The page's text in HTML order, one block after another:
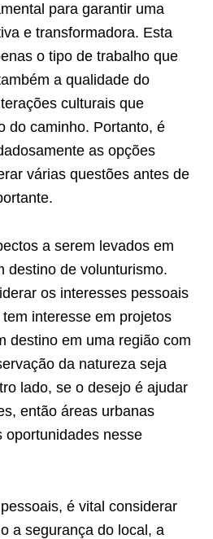
para garantir uma
e transformadora. Esta
o tipo de trabalho que
a qualidade do
culturais que
do caminho. Portanto, é
as opções
várias questões antes de
a serem levados em
destino de volunturismo.
os interesses pessoais
interesse em projetos
destino em uma região com
da natureza seja
lado, se o desejo é ajudar
então áreas urbanas
oportunidades nesse
é vital considerar
a segurança do local, a